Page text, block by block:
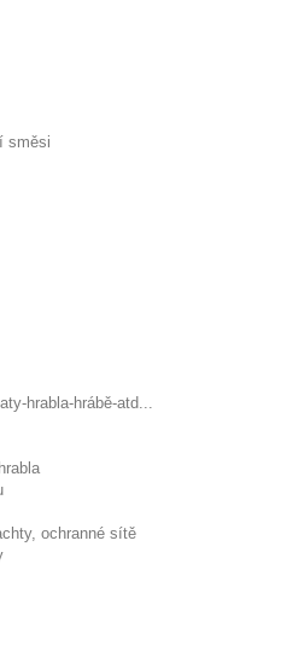
směsi
hrabla-hrábě-atd...
ochranné sítě